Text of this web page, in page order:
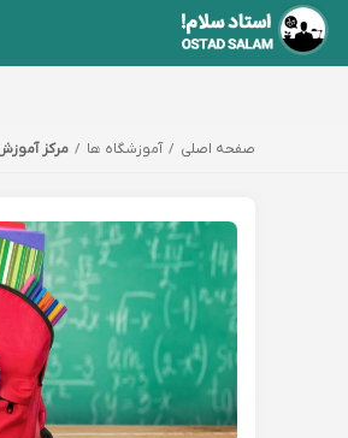
صفحه اصلی آموزشگاه ها مرکز